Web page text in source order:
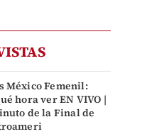
México Femenil:
hora ver EN VIVO |
de la Final de